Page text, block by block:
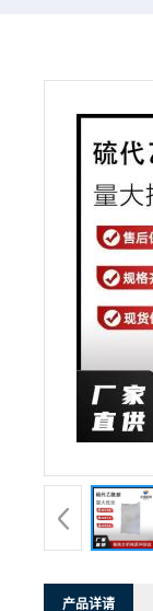
产品详请